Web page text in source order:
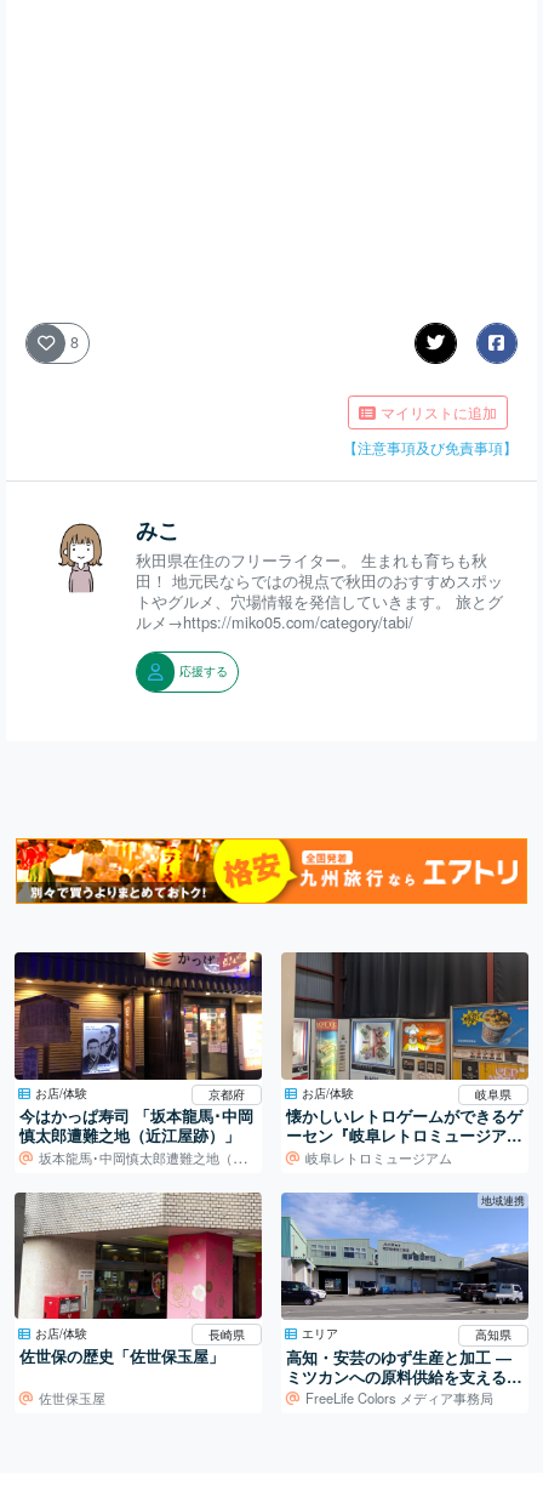
8
マイリストに追加
【注意事項及び免責事項】
みこ
秋田県在住のフリーライター。 生まれも育ちも秋
田！ 地元民ならではの視点で秋田のおすすめスポッ
トやグルメ、穴場情報を発信していきます。 旅とグ
ルメ→https://miko05.com/category/tabi/
応援する
お店/体験 京都府
今はかっぱ寿司 「坂本龍馬･中岡
慎太郎遭難之地（近江屋跡）」
坂本龍馬･中岡慎太郎遭難之地（近江屋跡）
お店/体験 岐阜県
懐かしいレトロゲームができるゲ
ーセン『岐阜レトロミュージア
ム』岐阜レトロミュージアム
お店/体験 長崎県
佐世保の歴史「佐世保玉屋」
佐世保玉屋
地域連携
エリア 高知県
高知・安芸のゆず生産と加工 ―
ミツカンへの原料供給を支える仕
組みFreeLife Colors メディア事務局